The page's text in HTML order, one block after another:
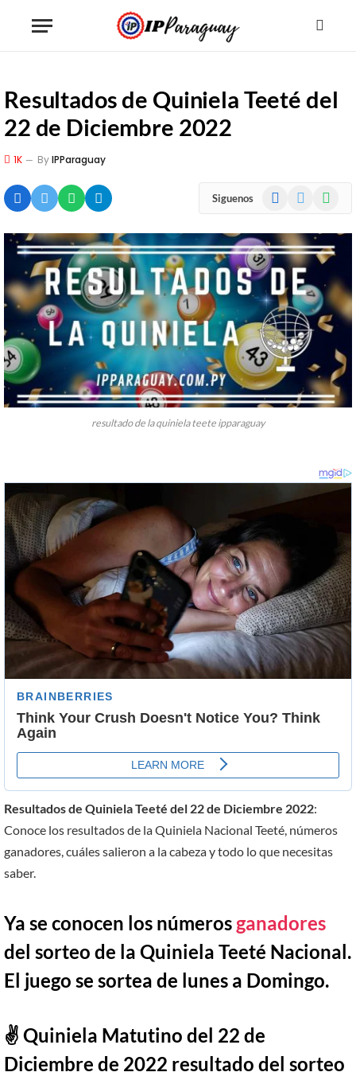
Resultados de Quiniela Teeté del
22 de Diciembre 2022
1K ByIPParaguay
Siguenos Facebook
resultado de la quiniela teete ipparaguay
Resultados de Quiniela Teeté del 22 de Diciembre 2022:
Conoce los resultados de la Quiniela Nacional Teeté, números
ganadores, cuáles salieron a la cabeza y todo lo que necesitas
saber.
Ya se conocen los números ganadores
del sorteo de la Quiniela Teeté Nacional.
El juego se sortea de lunes a Domingo.
✌ Quiniela Matutino del 22 de
Diciembre de 2022 resultado del sorteo